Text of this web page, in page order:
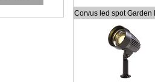
Corvus led spot Garden